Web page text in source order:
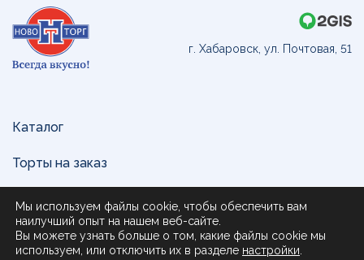
г. Хабаровск, ул. Почтовая, 51
Каталог
Торты на заказ
Доставка и оплата
О нас
Мы используем файлы cookie, чтобы обеспечить вам
наилучший опыт на нашем веб-сайте.
Вы можете узнать больше о том, какие файлы cookie мы
используем, или отключить их в разделе настройки